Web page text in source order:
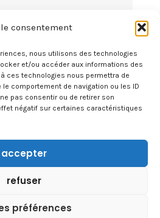
consentement
nous utilisons des technologies
et/ou accéder aux informations des
ces technologies nous permettra de
comportement de navigation ou les ID
pas consentir ou de retirer son
négatif sur certaines caractéristiques
accepter
refuser
préférences
À PROPOS
AVEC NOUS